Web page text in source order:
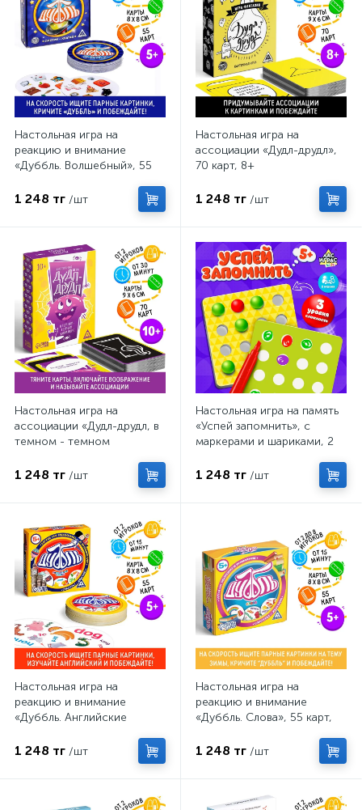
Настольная игра на
реакцию и внимание
«Дуббль. Волшебный», 55
1 248 тг /шт
Настольная игра на
ассоциации «Дудл-друдл»,
70 карт, 8+
1 248 тг /шт
Настольная игра на
ассоциации «Дудл-друдл, в
темном - темном
1 248 тг /шт
Настольная игра на память
«Успей запомнить», с
маркерами и шариками, 2
1 248 тг /шт
Настольная игра на
реакцию и внимание
«Дуббль. Английские
1 248 тг /шт
Настольная игра на
реакцию и внимание
«Дуббль. Слова», 55 карт,
1 248 тг /шт